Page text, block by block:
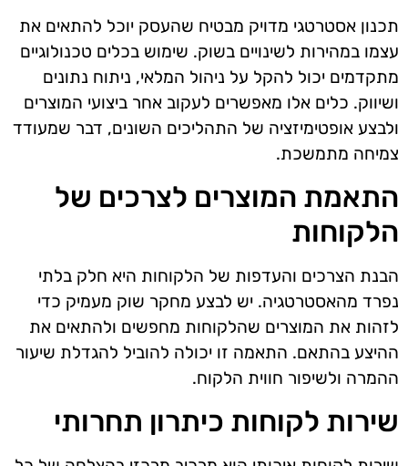
תכנון אסטרטגי מדויק מבטיח שהעסק יוכל להתאים את
עצמו במהירות לשינויים בשוק. שימוש בכלים טכנולוגיים
מתקדמים יכול להקל על ניהול המלאי, ניתוח נתונים
ושיווק. כלים אלו מאפשרים לעקוב אחר ביצועי המוצרים
ולבצע אופטימיזציה של התהליכים השונים, דבר שמעודד
צמיחה מתמשכת.
התאמת המוצרים לצרכים של
הלקוחות
הבנת הצרכים והעדפות של הלקוחות היא חלק בלתי
נפרד מהאסטרטגיה. יש לבצע מחקר שוק מעמיק כדי
לזהות את המוצרים שהלקוחות מחפשים ולהתאים את
ההיצע בהתאם. התאמה זו יכולה להוביל להגדלת שיעור
ההמרה ולשיפור חווית הלקוח.
שירות לקוחות כיתרון תחרותי